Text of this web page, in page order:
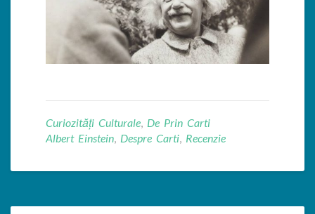
Curiozități Culturale De Prin Carti
Albert Einstein Despre Carti Recenzie